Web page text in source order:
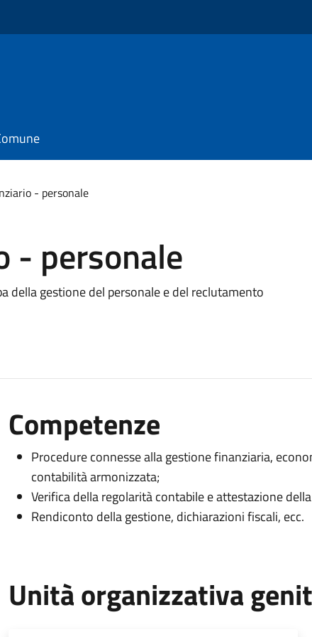
- personale
- personale
della gestione del personale e del reclutamento
Competenze
Procedure connesse alla gestione finanziaria,
contabilità armonizzata;
Verifica della regolarità contabile e attestazione
Rendiconto della gestione, dichiarazioni fiscali, ecc.
Unità organizzativa